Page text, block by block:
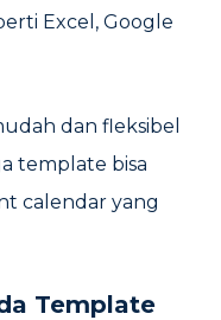
Excel, Google
dan fleksibel
template bisa
calendar yang
Template